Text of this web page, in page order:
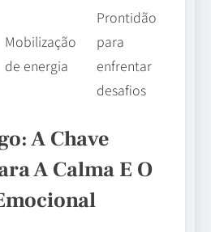
Mobilização
de energia
Prontidão
para
enfrentar
desafios
A Chave
A Calma E O